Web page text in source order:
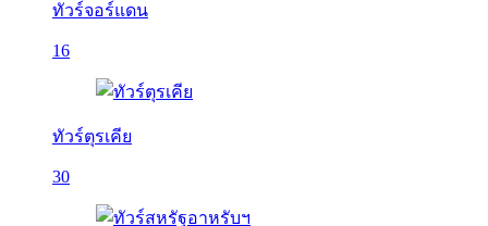
ทัวร์จอร์แดน
16
ทัวร์ตุรเคีย
30